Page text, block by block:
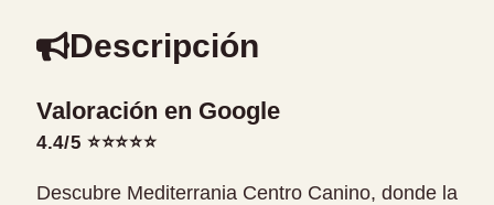
Descripción
Valoración en Google
4.4/5 ⭐⭐⭐⭐⭐
Descubre Mediterrania Centro Canino, donde la